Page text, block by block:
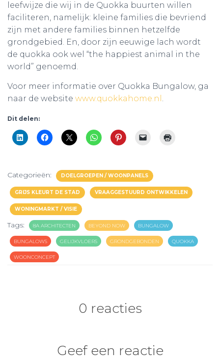
leefwijze die wij in de Quokka buurten willen
faciliteren, namelijk: kleine families die bevriend
zijn met andere families binnen hetzelfde
grondgebied. En, door zijn eeuwige lach wordt
de quokka ook wel “the happiest animal in the
world” genoemd.
Voor meer informatie over Quokka Bungalow, ga
naar de website www.quokkahome.nl .
Dit delen:
Categorieën: DOELGROEPEN / WOONPANELS
GRIJS KLEURT DE STAD VRAAGGESTUURD ONTWIKKELEN
WONINGMARKT / VISIE
Tags: 8A ARCHITECTEN BEYOND NOW BUNGALOW
BUNGALOWS GELIJKVLOERS GRONDGEBONDEN QUOKKA
WOONCONCEPT
0 reacties
Geef een reactie